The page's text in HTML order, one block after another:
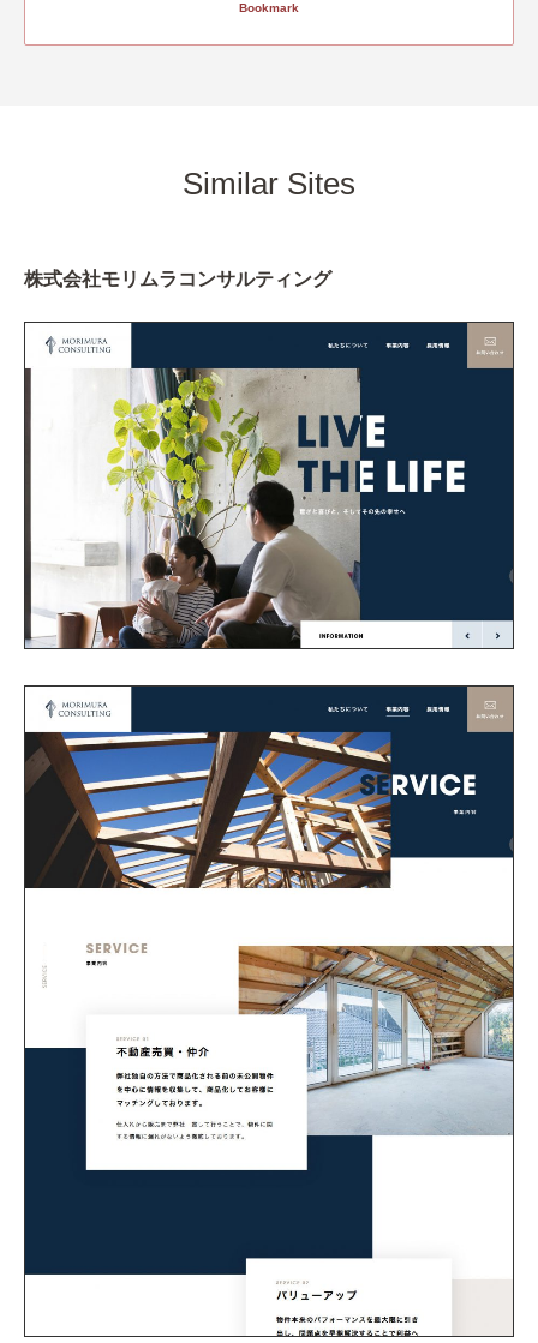
Bookmark
Similar Sites
株式会社モリムラコンサルティング